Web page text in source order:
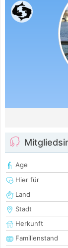
Age
Hier für
Land
Stadt
Herkunft
Familienstand